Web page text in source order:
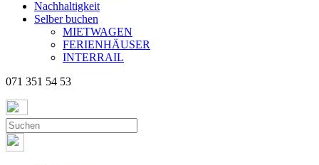
Nachhaltigkeit
Selber buchen
MIETWAGEN
FERIENHÄUSER
INTERRAIL
071 351 54 53